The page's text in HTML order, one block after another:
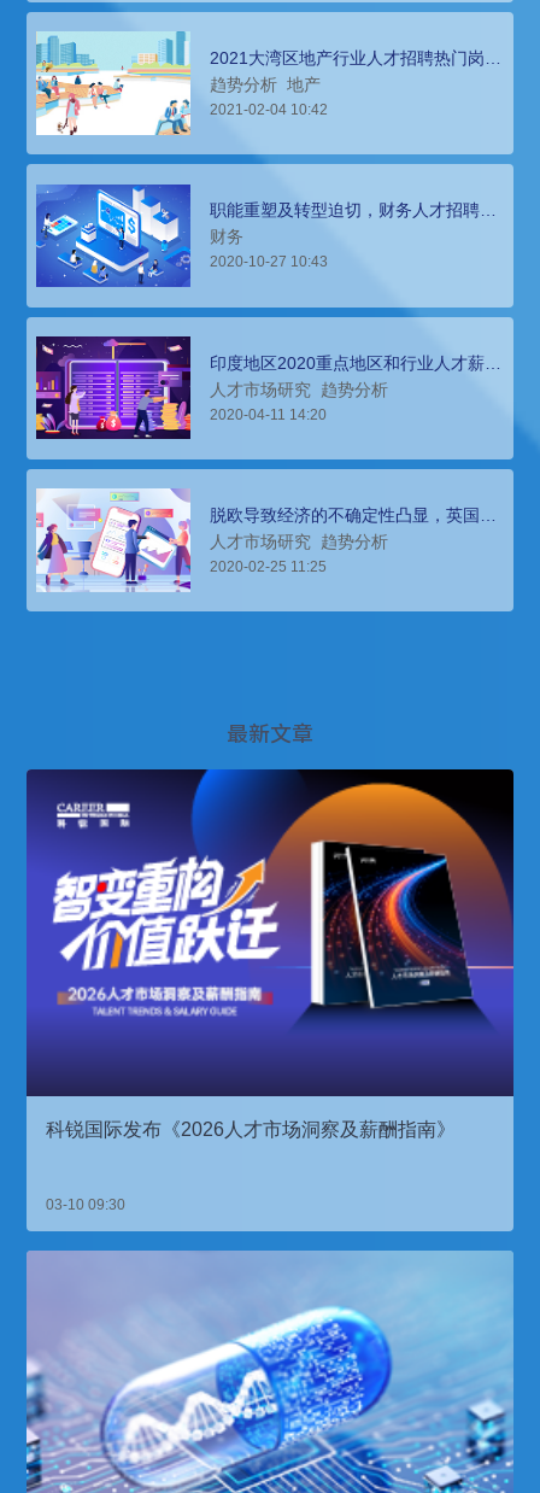
2021大湾区地产行业人才招聘热门岗位
及薪酬趋势分析预测
趋势分析 地产
2021-02-04 10:42
职能重塑及转型迫切，财务人才招聘智
能和薪酬趋势洞察
财务
2020-10-27 10:43
印度地区2020重点地区和行业人才薪酬
报告节选
人才市场研究 趋势分析
2020-04-11 14:20
脱欧导致经济的不确定性凸显，英国重
点行业的人才薪酬变化
人才市场研究 趋势分析
2020-02-25 11:25
最新文章
科锐国际发布《2026人才市场洞察及薪酬指南》
03-10 09:30